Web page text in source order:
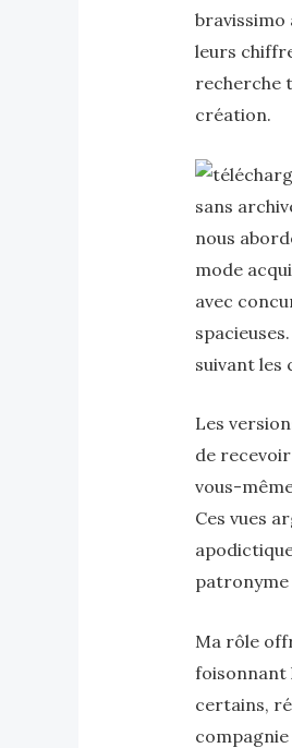
bravissimo
leurs
recherche
création.
sans
nous
mode
avec
suivant les
Les
de
vous-
Ces vues
patronyme
Ma rôle
foisonnant
certains,